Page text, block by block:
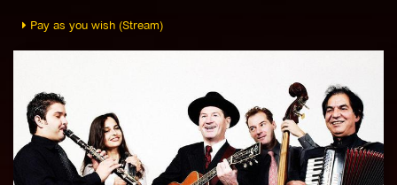
Pay as you wish (Stream)